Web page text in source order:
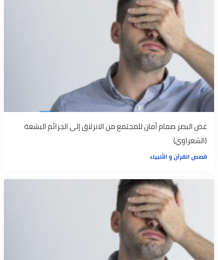
غض البصر صمام أمان للمجتمع من الانزلاق إلى الجرائم البشعة
(الشعراوي)
قصص القرآن و الأنبياء